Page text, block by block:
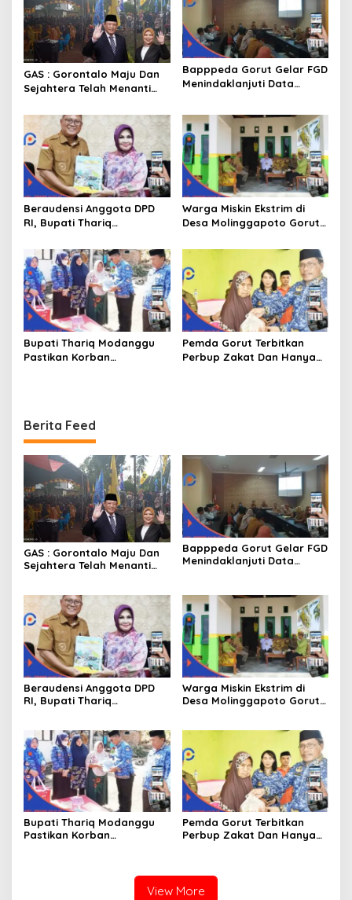
GAS : Gorontalo Maju Dan
Sejahtera Telah Menanti
Bapppeda Gorut Gelar FGD
Menindaklanjuti Data
Kesejahteraan
Beraudensi Anggota DPD
RI, Bupati Thariq
Memperkenalkan Jakestra
Warga Miskin Ekstrim di
Desa Molinggapoto Gorut
Bupati Thariq Modanggu
Pastikan Korban
Pemda Gorut Terbitkan
Perbup Zakat Dan Hanya
Berita Feed
GAS : Gorontalo Maju Dan
Sejahtera Telah Menanti
Bapppeda Gorut Gelar FGD
Menindaklanjuti Data
Beraudensi Anggota DPD
RI, Bupati Thariq
Warga Miskin Ekstrim di
Desa Molinggapoto Gorut
Bupati Thariq Modanggu
Pastikan Korban
Pemda Gorut Terbitkan
Perbup Zakat Dan Hanya
View More